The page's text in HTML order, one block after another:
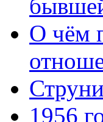
О чём
1956